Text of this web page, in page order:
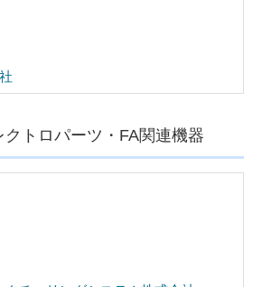
トロパーツ・FA関連機器